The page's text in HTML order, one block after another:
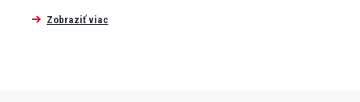
Zobraziť viac